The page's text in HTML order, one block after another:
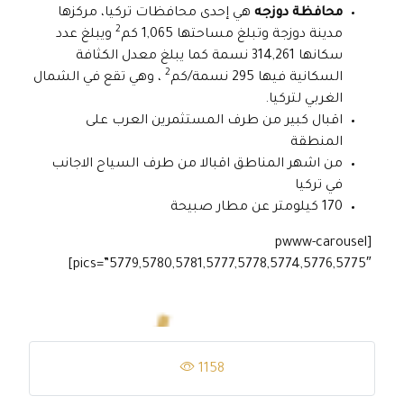
محافظة دوزجه هي إحدى محافظات تركيا، مركزها
مدينة دوزجة وتبلغ مساحتها 1,065 كم
2 ويبلغ عدد
سكانها 314,261 نسمة كما يبلغ معدل الكثافة
السكانية فيها 295 نسمة/كم
2 ، وهي تقع في الشمال
الغربي لتركيا.
اقبال كبير من طرف المستثمرين العرب على
المنطقة
من اشهر المناطق اقبالا من طرف السياح الاجانب
في تركيا
170 كيلومتر عن مطار صبيحة
[pwww-carousel
pics=”5779,5780,5781,5777,5778,5774,5776,5775″]
1158